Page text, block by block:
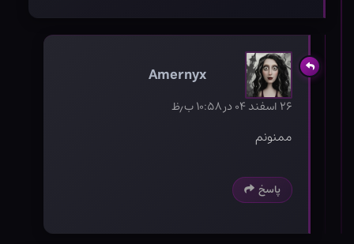
Amernyx
۲۶ اسفند ۰۴ در ۱۰:۵۸ ب٫ظ
ممنونم
پاسخ